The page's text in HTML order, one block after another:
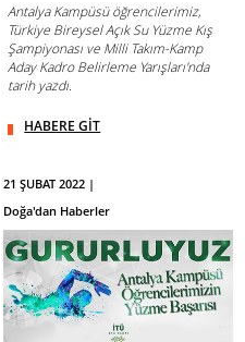
Antalya Kampüsü öğrencilerimiz,
Türkiye Bireysel Açık Su Yüzme Kış
Şampiyonası ve Milli Takım-Kamp
Aday Kadro Belirleme Yarışları'nda
tarih yazdı.
HABERE GİT
21 ŞUBAT 2022 |
Doğa'dan Haberler